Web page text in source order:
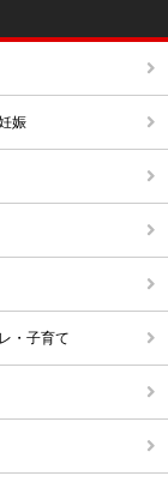
娠
・子育て